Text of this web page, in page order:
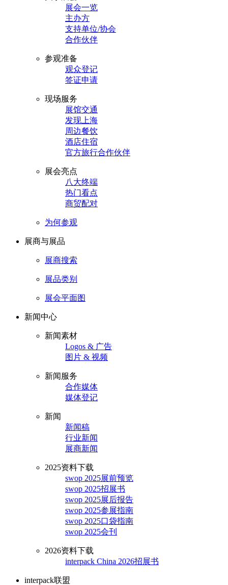
展会一览
主办方
支持单位/协会
合作伙伴
参观准备
观众登记
签证申请
现场服务
展馆交通
发现上海
周边餐饮
酒店住宿
官方旅行合作伙伴
展会亮点
八大终端
热门看点
商贸配对
为何参观
展商与展品
展商搜索
展品类别
展会平面图
新闻中心
新闻素材
Logos & 广告
图片 & 视频
新闻服务
合作媒体
媒体登记
新闻
新闻稿
行业新闻
展商新闻
2025资料下载
swop 2025展前预览
swop 2025招展书
swop 2025展后报告
swop 2025参展指南
swop 2025口袋指南
swop 2025会刊
2026资料下载
interpack China 2026招展书
interpack联盟